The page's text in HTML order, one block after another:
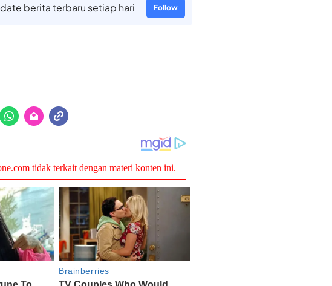
berita terbaru setiap hari Follow